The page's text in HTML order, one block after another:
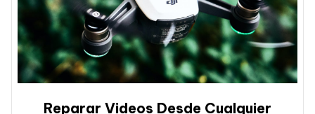
Reparar Videos Desde Cualquier